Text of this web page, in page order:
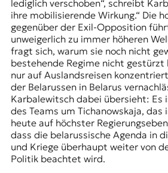
lediglich verschoben“, schreibt
ihre mobilisierende Wirkung.“ Die
gegenüber der Exil-Opposition
unweigerlich zu immer höheren
fragt sich, warum sie noch nicht
bestehende Regime nicht gestürzt
nur auf Auslandsreisen
der Belarussen in Belarus
Karbalewitsch dabei übersieht: Es
des Teams um Tichanowskaja, das
heute auf höchster
dass die belarussische Agenda in
und Kriege überhaupt weiter von
Politik beachtet wird.